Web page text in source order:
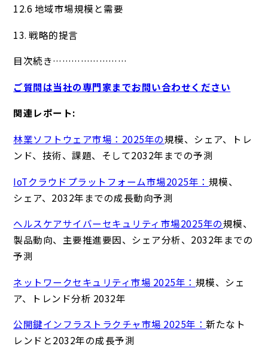
12.6 地域市場規模と需要
13. 戦略的提言
目次続き……………………
ご質問は当社の専門家までお問い合わせください
関連レポート:
林業ソフトウェア市場：2025年の規模、シェア、トレ
ンド、技術、課題、そして2032年までの予測
IoTクラウドプラットフォーム市場2025年： 規模、
シェア、2032年までの成長動向予測
ヘルスケアサイバーセキュリティ市場2025年の規模、
製品動向、主要推進要因、シェア分析、2032年までの
予測
ネットワークセキュリティ市場 2025年： 規模、シェ
ア、トレンド分析 2032年
公開鍵インフラストラクチャ市場 2025年：新たなト
レンドと2032年の成長予測